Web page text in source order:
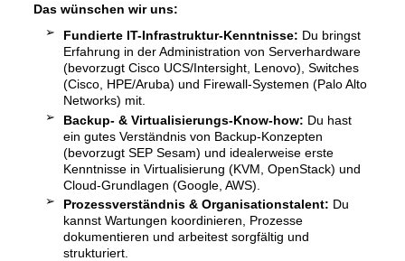
Das wünschen wir uns:
Fundierte IT-Infrastruktur-Kenntnisse: Du bringst
Erfahrung in der Administration von Serverhardware
(bevorzugt Cisco UCS/Intersight, Lenovo), Switches
(Cisco, HPE/Aruba) und Firewall-Systemen (Palo Alto
Networks) mit.
Backup- & Virtualisierungs-Know-how: Du hast
ein gutes Verständnis von Backup-Konzepten
(bevorzugt SEP Sesam) und idealerweise erste
Kenntnisse in Virtualisierung (KVM, OpenStack) und
Cloud-Grundlagen (Google, AWS).
Prozessverständnis & Organisationstalent: Du
kannst Wartungen koordinieren, Prozesse
dokumentieren und arbeitest sorgfältig und
strukturiert.